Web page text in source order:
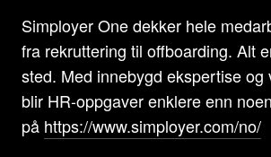
Simployer One dekker hele
fra rekruttering til offboarding. Alt
sted. Med innebygd ekspertise og
blir HR-oppgaver enklere enn
på https://www.simployer.com/no/